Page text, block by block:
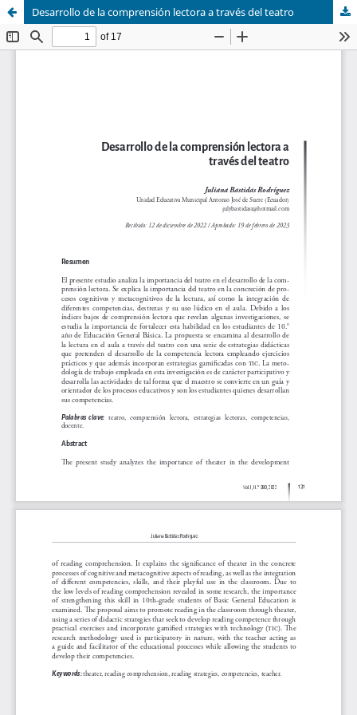
Desarrollo de la comprensión lectora a través del teatro